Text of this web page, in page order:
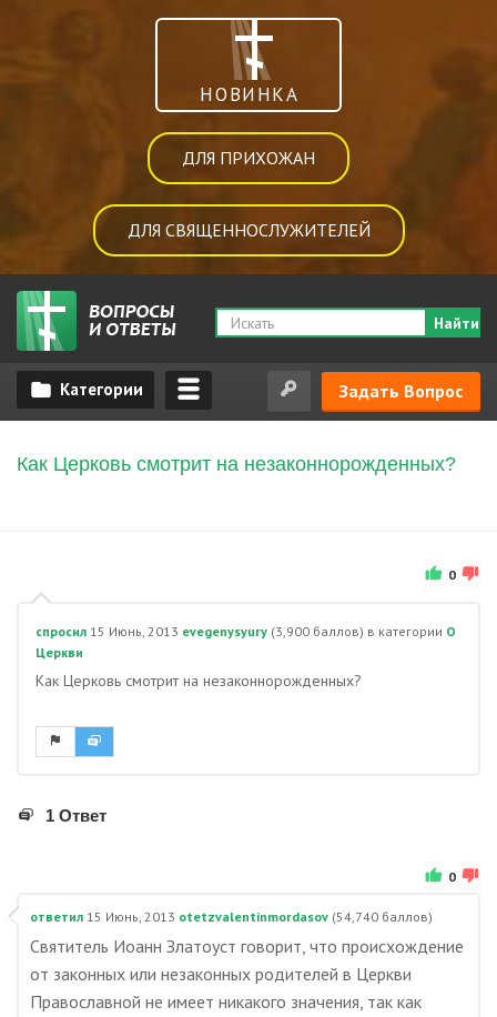
НОВИНКА
ДЛЯ ПРИХОЖАН
ДЛЯ СВЯЩЕННОСЛУЖИТЕЛЕЙ
Найти
Задать Вопрос
Как Церковь смотрит на незаконнорожденных?
0
спросил 15 Июнь, 2013 evegenysyury (3,900 баллов) в категории О
Церкви
Как Церковь смотрит на незаконнорожденных?
1 Ответ
0
ответил 15 Июнь, 2013 otetzvalentinmordasov (54,740 баллов)
Святитель Иоанн Златоуст говорит, что происхождение
от законных или незаконных родителей в Церкви
Православной не имеет никакого значения, так как